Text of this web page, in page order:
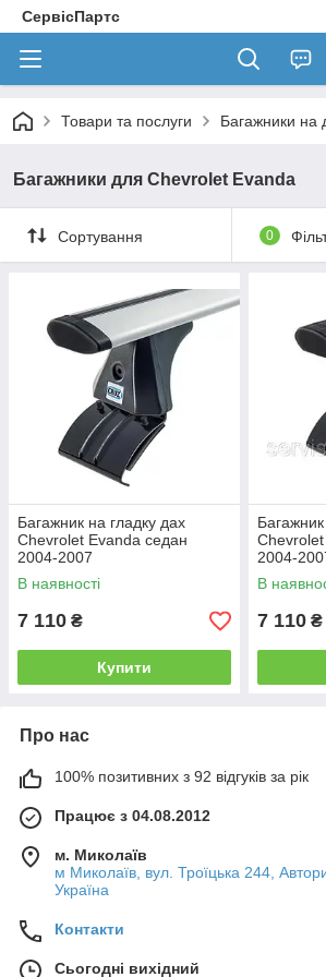
СервісПартс
Товари та послуги Багажники на
Багажники для Chevrolet Evanda
Сортування 0
Багажник на гладку дах
Chevrolet Evanda седан
2004-2007
В наявності
7 110 ₴
Купити
2004-
В
7 110 ₴
Про нас
100% позитивних з 92 відгуків за рік
Працює з 04.08.2012
м. Миколаїв
м Миколаїв, вул. Троїцька 244,
Україна
Контакти
Сьогодні вихідний